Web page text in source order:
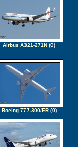
Airbus A321-271N (0)
Boeing 777-300/ER(0)